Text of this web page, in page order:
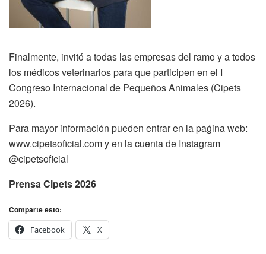
Finalmente, invitó a todas las empresas del ramo y a todos
los médicos veterinarios para que participen en el I
Congreso Internacional de Pequeños Animales (Cipets
2026).
Para mayor información pueden entrar en la paǵina web:
www.cipetsoficial.com y en la cuenta de Instagram
@cipetsoficial
Prensa Cipets 2026
Comparte esto:
Facebook
X